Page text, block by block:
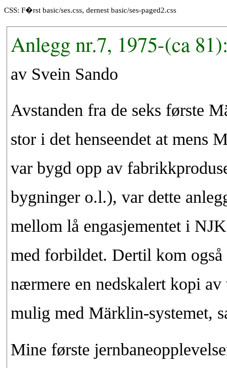
CSS: F�rst basic/ses.css, dernest basic/ses-paged2.css
Anlegg nr.7, 1975-(ca
av Svein Sando
Avstanden fra de seks første
stor i det henseendet at mens
var bygd opp av
bygninger o.l.), var dette
mellom lå engasjementet i
med forbildet. Dertil kom
nærmere en nedskalert kopi
mulig med Märklin-systemet,
Mine første